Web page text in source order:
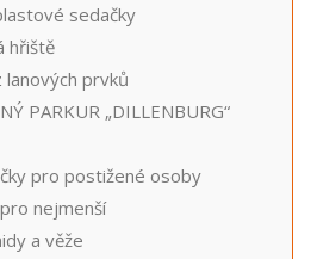
sedačky
hřiště
lanových prvků
PARKUR „DILLENBURG“
pro postižené osoby
nejmenší
a věže